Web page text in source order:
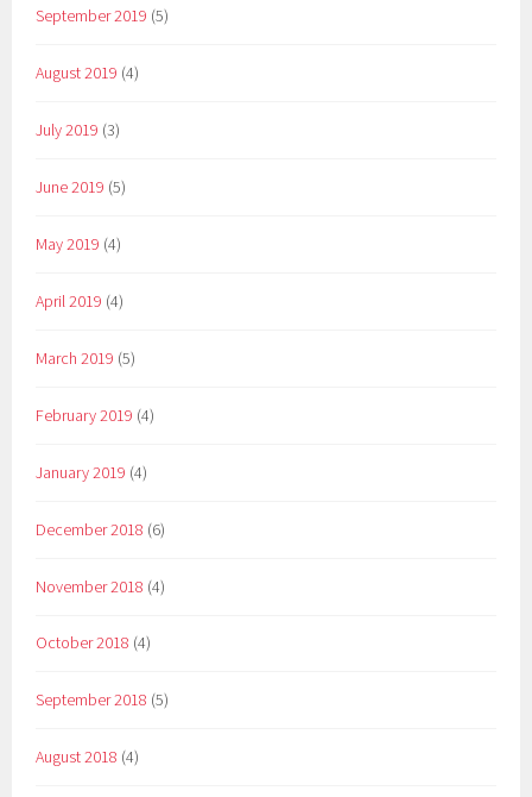
September 2019 (5)
August 2019 (4)
July 2019 (3)
June 2019 (5)
May 2019 (4)
April 2019 (4)
March 2019 (5)
February 2019 (4)
January 2019 (4)
December 2018 (6)
November 2018 (4)
October 2018 (4)
September 2018 (5)
August 2018 (4)